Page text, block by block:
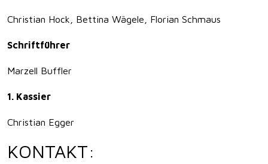
Christian Hock, Bettina Wägele, Florian Schmaus
Schriftführer
Marzell Buffler
1. Kassier
Christian Egger
KONTAKT: